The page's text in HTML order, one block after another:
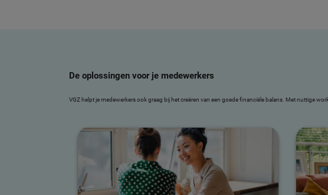
De oplossingen voor je medewerkers
VGZ helpt je medewerkers ook graag bij het creëren van een goede financiële balans. Met nuttige